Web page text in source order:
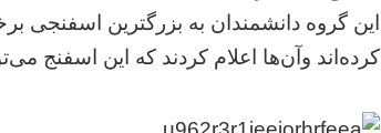
این گروه دانشمندان به بزرگترین اسفنجی
کرده‌اند وآن‌ها اعلام کردند که این اسفنج